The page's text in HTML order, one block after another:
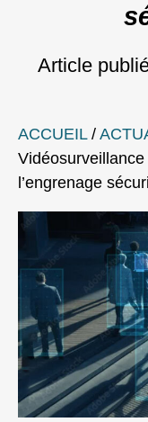
Article
ACCUEIL/
l’engrenage